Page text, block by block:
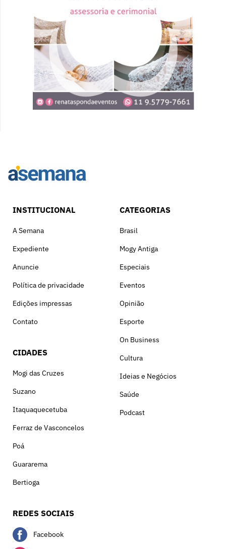
INSTITUCIONAL
A Semana
Expediente
Anuncie
Política de privacidade
Edições impressas
Contato
CIDADES
Mogi das Cruzes
Suzano
Itaquaquecetuba
Ferraz de Vasconcelos
Poá
Guararema
Bertioga
CATEGORIAS
Brasil
Mogy Antiga
Especiais
Eventos
Opinião
Esporte
On Business
Cultura
Ideias e Negócios
Saúde
Podcast
REDES SOCIAIS
Facebook